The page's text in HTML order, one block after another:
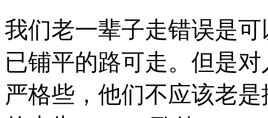
我们老一辈子走错误是
已铺平的路可走。但是
严格些，他们不应该老